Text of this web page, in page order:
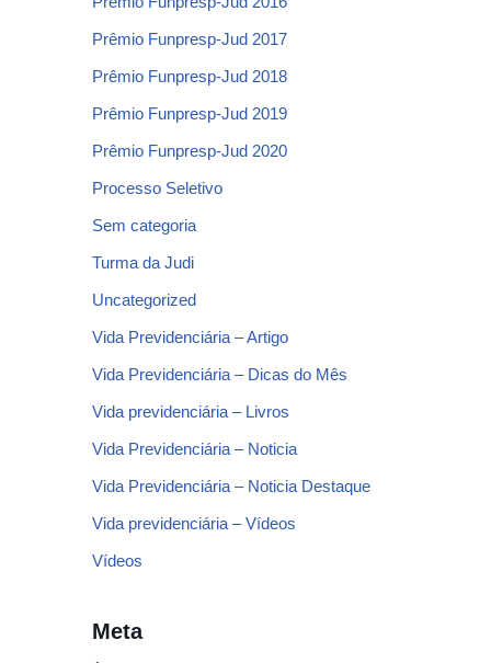
Prêmio Funpresp-Jud 2017
Prêmio Funpresp-Jud 2018
Prêmio Funpresp-Jud 2019
Prêmio Funpresp-Jud 2020
Processo Seletivo
Sem categoria
Turma da Judi
Uncategorized
Vida Previdenciária – Artigo
Vida Previdenciária – Dicas do Mês
Vida previdenciária – Livros
Vida Previdenciária – Noticia
Vida Previdenciária – Noticia Destaque
Vida previdenciária – Vídeos
Vídeos
Meta